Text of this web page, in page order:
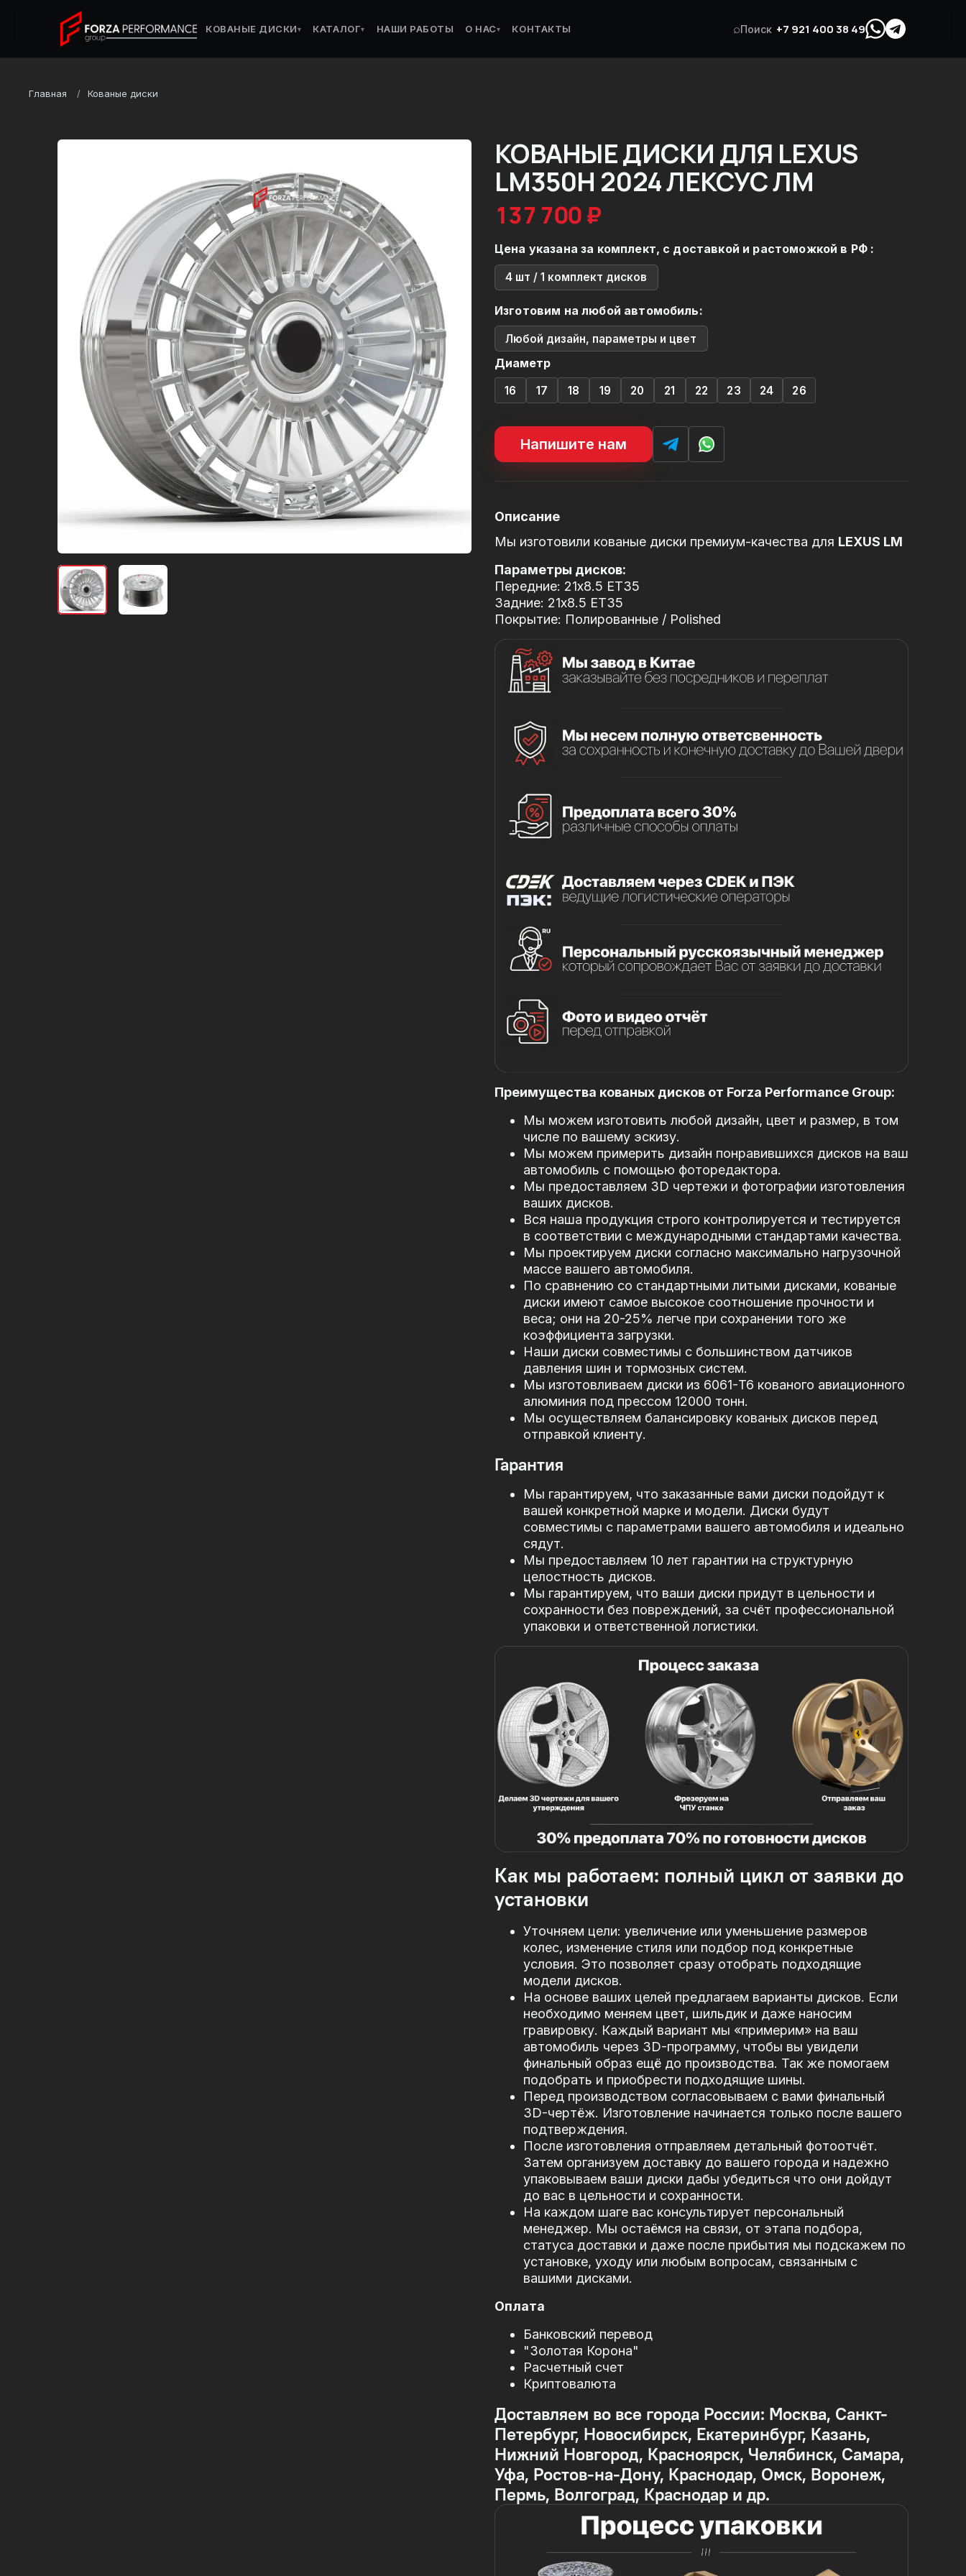
КОВАНЫЕ ДИСКИ▾ КАТАЛОГ▾ НАШИ РАБОТЫ О НАС▾ КОНТАКТЫ ⌕Поиск +7 921 400 38 49
Главная Кованые диски
КОВАНЫЕ ДИСКИ ДЛЯ LEXUS
LM350H 2024 ЛЕКСУС ЛМ
137 700 ₽
Цена указана за комплект, с доставкой и растоможкой в РФ :
4 шт / 1 комплект дисков
Изготовим на любой автомобиль:
Любой дизайн, параметры и цвет
Диаметр
16 17 18 19 20 21 22 23 24 26
Напишите нам
Описание
Мы изготовили кованые диски премиум-качества для LEXUS LM
Параметры дисков:
Передние: 21x8.5 ET35
Задние: 21x8.5 ET35
Покрытие: Полированные / Polished
Преимущества кованых дисков от Forza Performance Group:
Мы можем изготовить любой дизайн, цвет и размер, в том
числе по вашему эскизу.
Мы можем примерить дизайн понравившихся дисков на ваш
автомобиль с помощью фоторедактора.
Мы предоставляем 3D чертежи и фотографии изготовления
ваших дисков.
Вся наша продукция строго контролируется и тестируется
в соответствии с международными стандартами качества.
Мы проектируем диски согласно максимально нагрузочной
массе вашего автомобиля.
По сравнению со стандартными литыми дисками, кованые
диски имеют самое высокое соотношение прочности и
веса; они на 20-25% легче при сохранении того же
коэффициента загрузки.
Наши диски совместимы с большинством датчиков
давления шин и тормозных систем.
Мы изготовливаем диски из 6061-T6 кованого авиационного
алюминия под прессом 12000 тонн.
Мы осуществляем балансировку кованых дисков перед
отправкой клиенту.
Гарантия
Мы гарантируем, что заказанные вами диски подойдут к
вашей конкретной марке и модели. Диски будут
совместимы с параметрами вашего автомобиля и идеально
сядут.
Мы предоставляем 10 лет гарантии на структурную
целостность дисков.
Мы гарантируем, что ваши диски придут в цельности и
сохранности без повреждений, за счёт профессиональной
упаковки и ответственной логистики.
Как мы работаем: полный цикл от заявки до
установки
Уточняем цели: увеличение или уменьшение размеров
колес, изменение стиля или подбор под конкретные
условия. Это позволяет сразу отобрать подходящие
модели дисков.
На основе ваших целей предлагаем варианты дисков. Если
необходимо меняем цвет, шильдик и даже наносим
гравировку. Каждый вариант мы «примерим» на ваш
автомобиль через 3D-программу, чтобы вы увидели
финальный образ ещё до производства. Так же помогаем
подобрать и приобрести подходящие шины.
Перед производством согласовываем с вами финальный
3D-чертёж. Изготовление начинается только после вашего
подтверждения.
После изготовления отправляем детальный фотоотчёт.
Затем организуем доставку до вашего города и надежно
упаковываем ваши диски дабы убедиться что они дойдут
до вас в цельности и сохранности.
На каждом шаге вас консультирует персональный
менеджер. Мы остаёмся на связи, от этапа подбора,
статуса доставки и даже после прибытия мы подскажем по
установке, уходу или любым вопросам, связанным с
вашими дисками.
Оплата
Банковский перевод
"Золотая Корона"
Расчетный счет
Криптовалюта
Доставляем во все города России: Москва, Санкт-
Петербург, Новосибирск, Екатеринбург, Казань,
Нижний Новгород, Красноярск, Челябинск, Самара,
Уфа, Ростов-на-Дону, Краснодар, Омск, Воронеж,
Пермь, Волгоград, Краснодар и др.